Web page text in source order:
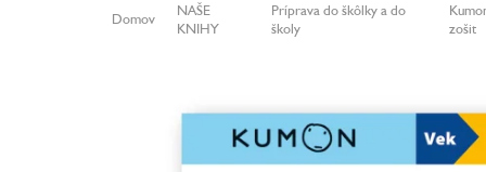
Domov
NAŠE
KNIHY
Príprava do škôlky a do
školy
zošit